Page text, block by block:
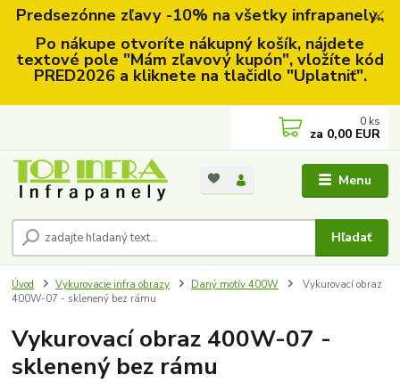
Predsezónne zľavy -10% na všetky infrapanely..
Po nákupe otvoríte nákupný košík, nájdete
textové pole "Mám zľavový kupón", vložíte kód
PRED2026 a kliknete na tlačidlo "Uplatniť".
Menu
Hľadať
0 ks
za 0,00 EUR
Úvod Vykurovacie infra obrazy Daný motív 400W
Vykurovací obraz
400W-07 - sklenený bez rámu
Vykurovací obraz 400W-07 -
sklenený bez rámu